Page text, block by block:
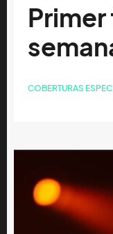
Primer
COBERTURAS